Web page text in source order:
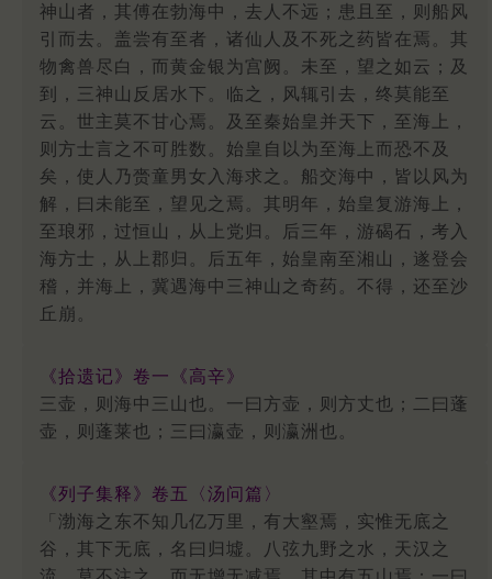
神山者，其傅在勃海中，去人不远；患且至，则船风
引而去。盖尝有至者，诸仙人及不死之药皆在焉。其
物禽兽尽白，而黄金银为宫阙。未至，望之如云；及
到，三神山反居水下。临之，风辄引去，终莫能至
云。世主莫不甘心焉。及至秦始皇并天下，至海上，
则方士言之不可胜数。始皇自以为至海上而恐不及
矣，使人乃赍童男女入海求之。船交海中，皆以风为
解，曰未能至，望见之焉。其明年，始皇复游海上，
至琅邪，过恒山，从上党归。后三年，游碣石，考入
海方士，从上郡归。后五年，始皇南至湘山，遂登会
稽，并海上，冀遇海中三神山之奇药。不得，还至沙
丘崩。
《拾遗记》卷一《高辛》
三壶，则海中三山也。一曰方壶，则方丈也；二曰蓬
壶，则蓬莱也；三曰瀛壶，则瀛洲也。
《列子集释》卷五〈汤问篇〉
「渤海之东不知几亿万里，有大壑焉，实惟无底之
谷，其下无底，名曰归墟。八弦九野之水，天汉之